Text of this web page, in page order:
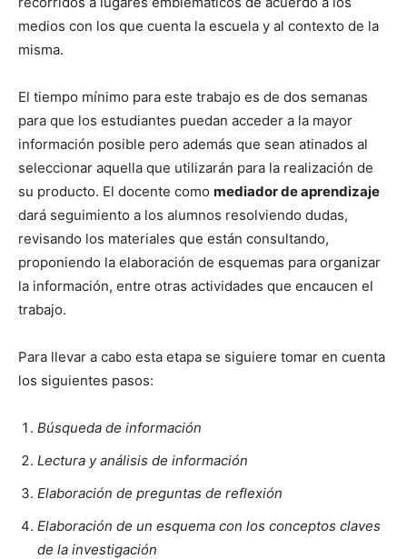
medios con los que cuenta la escuela y al contexto de la
misma.
El tiempo mínimo para este trabajo es de dos semanas
para que los estudiantes puedan acceder a la mayor
información posible pero además que sean atinados al
seleccionar aquella que utilizarán para la realización de
su producto. El docente como mediador de aprendizaje
dará seguimiento a los alumnos resolviendo dudas,
revisando los materiales que están consultando,
proponiendo la elaboración de esquemas para organizar
la información, entre otras actividades que encaucen el
trabajo.
Para llevar a cabo esta etapa se siguiere tomar en cuenta
los siguientes pasos:
Búsqueda de información
Lectura y análisis de información
Elaboración de preguntas de reflexión
Elaboración de un esquema con los conceptos claves
de la investigación